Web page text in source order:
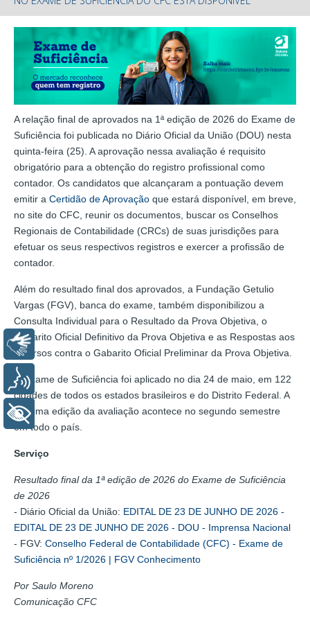
A relação final de aprovados na 1ª edição de 2026 do Exame de
Suficiência foi publicada no Diário Oficial da União (DOU) nesta
quinta-feira (25). A aprovação nessa avaliação é requisito
obrigatório para a obtenção do registro profissional como
contador. Os candidatos que alcançaram a pontuação devem
emitir a Certidão de Aprovação que estará disponível, em breve,
no site do CFC, reunir os documentos, buscar os Conselhos
Regionais de Contabilidade (CRCs) de suas jurisdições para
efetuar os seus respectivos registros e exercer a profissão de
contador.
Além do resultado final dos aprovados, a Fundação Getulio
Vargas (FGV), banca do exame, também disponibilizou a
Consulta Individual para o Resultado da Prova Objetiva, o
Gabarito Oficial Definitivo da Prova Objetiva e as Respostas aos
recursos contra o Gabarito Oficial Preliminar da Prova Objetiva.
O Exame de Suficiência foi aplicado no dia 24 de maio, em 122
cidades de todos os estados brasileiros e do Distrito Federal. A
próxima edição da avaliação acontece no segundo semestre
em todo o país.
Serviço
Resultado final da 1ª edição de 2026 do Exame de Suficiência
de 2026
- Diário Oficial da União: EDITAL DE 23 DE JUNHO DE 2026 -
EDITAL DE 23 DE JUNHO DE 2026 - DOU - Imprensa Nacional
- FGV: Conselho Federal de Contabilidade (CFC) - Exame de
Suficiência nº 1/2026 | FGV Conhecimento
Por Saulo Moreno
Comunicação CFC
Libras
Voz
+ Acessibilidade